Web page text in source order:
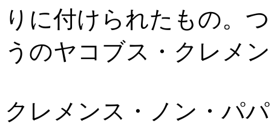
りに付けられたもの。
うのヤコブス・クレメ
クレメンス・ノン・パ